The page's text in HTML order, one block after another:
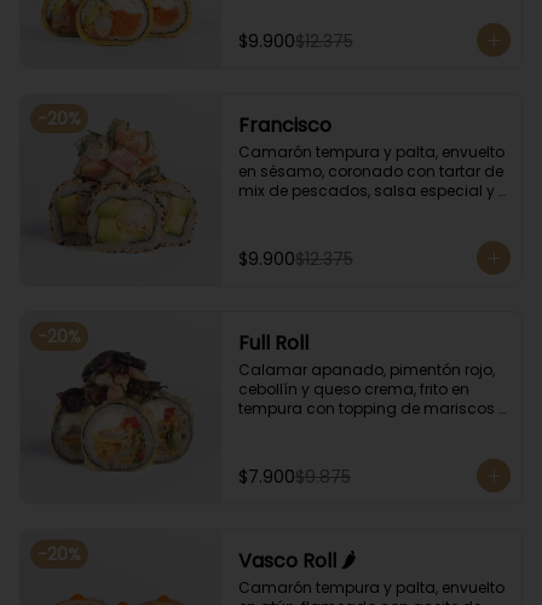
$9.900$12.375
-20% Francisco
Camarón tempura y palta, envuelto
en sésamo, coronado con tartar de
mix de pescados, salsa especial y
$9.900$12.375
-20% Full Roll
Calamar apanado, pimentón rojo,
cebollín y queso crema, frito en
tempura con topping de mariscos
$7.900$9.875
-20% Vasco Roll 🌶️
Camarón tempura y palta, envuelto